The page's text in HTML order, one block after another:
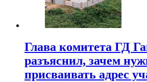
Глава комитета ГД
разъяснил, зачем
присваивать адрес